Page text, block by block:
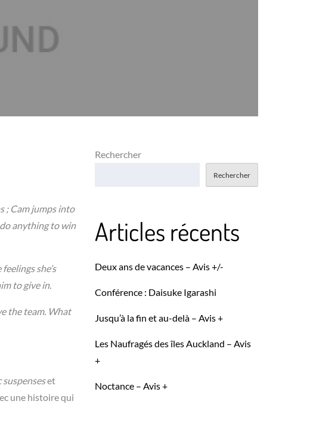
; Cam jumps into
anything to win
she’s
to give in.
the team. What
et
une histoire qui
Rechercher
Rechercher
Articles récents
Deux ans de vacances – Avis +/-
Conférence : Daisuke Igarashi
Jusqu’à la fin et au-delà – Avis +
Les Naufragés des îles Auckland – Avis
+
Noctance – Avis +